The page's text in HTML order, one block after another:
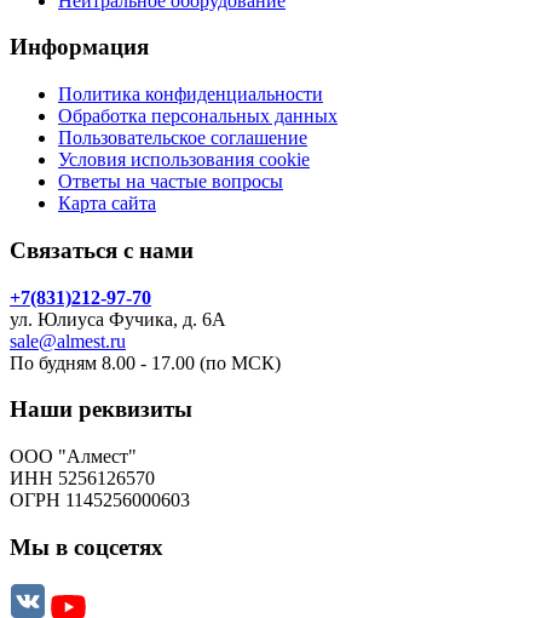
Информация
Политика конфиденциальности
Обработка персональных данных
Пользовательское соглашение
Условия использования cookie
Ответы на частые вопросы
Карта сайта
Связаться с нами
+7(831)212-97-70
ул. Юлиуса Фучика, д. 6А
sale@almest.ru
По будням 8.00 - 17.00 (по МСК)
Наши реквизиты
ООО "Алмест"
ИНН 5256126570
ОГРН 1145256000603
Мы в соцсетях